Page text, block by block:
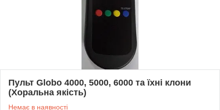
Пульт Globo 4000, 5000, 6000 та їхні клони
(Хоральна якість)
Немає в наявності